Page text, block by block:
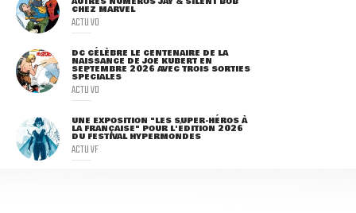
CHEZ MARVEL
ACTU VO
DC CÉLÈBRE LE CENTENAIRE DE LA
NAISSANCE DE JOE KUBERT EN
SEPTEMBRE 2026 AVEC TROIS SORTIES
SPÉCIALES
ACTU VO
UNE EXPOSITION "LES SUPER-HÉROS À
LA FRANÇAISE" POUR L'ÉDITION 2026
DU FESTIVAL HYPERMONDES
ACTU VF